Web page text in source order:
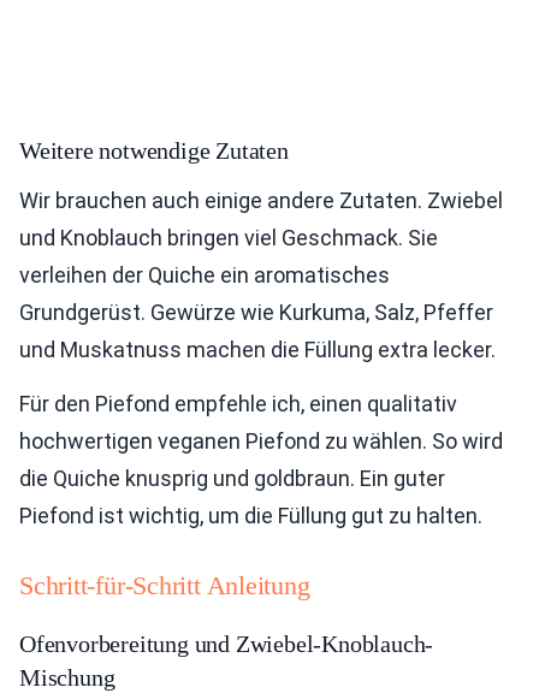
Weitere notwendige Zutaten
Wir brauchen auch einige andere Zutaten. Zwiebel
und Knoblauch bringen viel Geschmack. Sie
verleihen der Quiche ein aromatisches
Grundgerüst. Gewürze wie Kurkuma, Salz, Pfeffer
und Muskatnuss machen die Füllung extra lecker.
Für den Piefond empfehle ich, einen qualitativ
hochwertigen veganen Piefond zu wählen. So wird
die Quiche knusprig und goldbraun. Ein guter
Piefond ist wichtig, um die Füllung gut zu halten.
Schritt-für-Schritt Anleitung
Ofenvorbereitung und Zwiebel-Knoblauch-
Mischung